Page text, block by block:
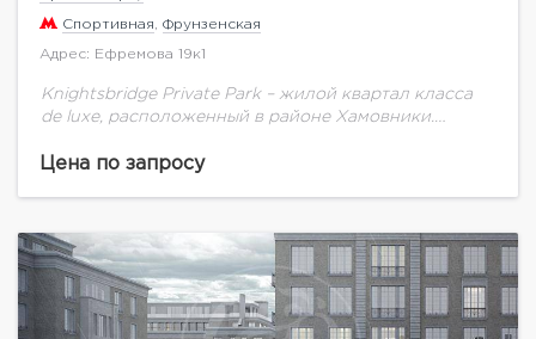
Спортивная Фрунзенская
Адрес: Ефремова 19к1
Knightsbridge Private Park – жилой квартал класса
de luxe, расположенный в районе Хамовники.
классическом стиле, состоящий из четырех
Цена по запросу